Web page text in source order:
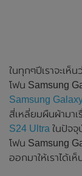
ในทุกๆปีเราจะเห็
โฟน Samsung
Samsung
สี่เหลี่ยมผืนผ้ามา
S24 Ultra ในปัจจุ
โฟน Samsung
ออกมาให้เราได้เ